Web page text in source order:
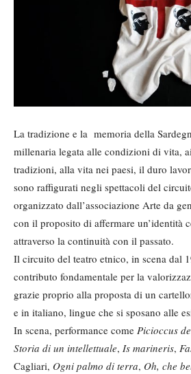
La tradizione e la memoria della
millenaria legata alle condizioni di vita,
tradizioni, alla vita nei paesi, il duro
sono raffigurati negli spettacoli del
organizzato dall’associazione Arte da
con il proposito di affermare un’identità
attraverso la continuità con il passato.
Il circuito del teatro etnico, in scena dal
contributo fondamentale per la
grazie proprio alla proposta di un
e in italiano, lingue che si sposano alle
In scena, performance come Picioccus
Storia di un intellettuale, Is marineris,
Cagliari, Ogni palmo di terra, Oh, che